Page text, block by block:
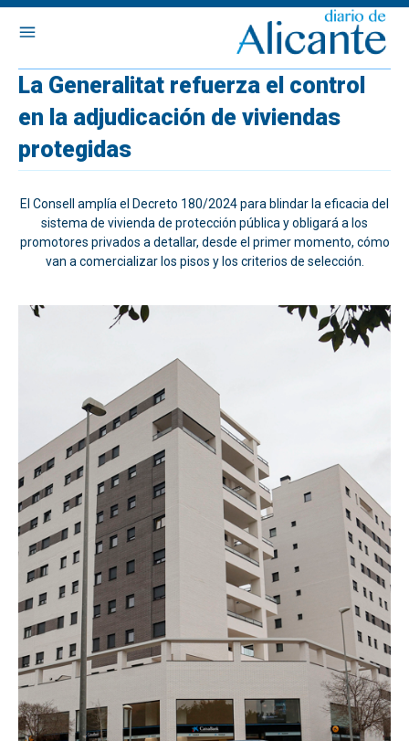
La Generalitat refuerza el control
en la adjudicación de viviendas
protegidas
El Consell amplía el Decreto 180/2024 para blindar la eficacia del
sistema de vivienda de protección pública y obligará a los
promotores privados a detallar, desde el primer momento, cómo
van a comercializar los pisos y los criterios de selección.